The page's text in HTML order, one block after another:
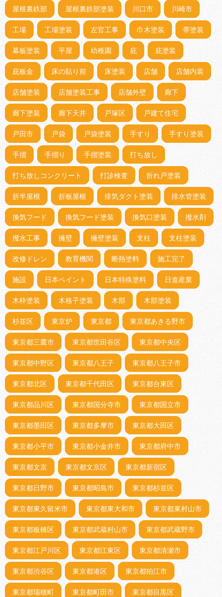
屋根裏鉄部 屋根裏鉄部塗装 川口市 川崎市
工場 工場塗装 左官工事 巾木塗装 帯塗装
幕板塗装 平屋 幼稚園 庇 庇塗装
庇板金 床の貼り前 床塗装 店舗 店舗内装
店舗塗装 店舗塗装工事 店舗外壁 廊下
廊下塗装 廊下天井 戸塚区 戸建て住宅
戸田市 戸袋 戸袋塗装 手すり 手すり塗装
手摺 手摺り 手摺塗装 打ち放し
打ち放しコンクリート 打診検査 折れ戸塗装
折半屋根 折板屋根 排気ダクト塗装 排水管塗装
換気フード 換気フード塗装 換気口塗装 撥水剤
撥水工事 擁壁 擁壁塗装 支柱 支柱塗装
改修ドレン 教育機関 断熱塗料 施工完了
施設 日本ペイント 日本特殊塗料 日進産業
木枠塗装 木格子塗装 木部 木部塗装
杉並区 東京炉 東京都 東京都あきる野市
東京都三鷹市 東京都世田谷区 東京都中央区
東京都中野区 東京都八王子 東京都八王子市
東京都北区 東京都千代田区 東京都台東区
東京都品川区 東京都国分寺市 東京都国立市
東京都墨田区 東京都多摩市 東京都大田区
東京都小平市 東京都小金井市 東京都府中市
東京都文京 東京都文京区 東京都新宿区
東京都日野市 東京都昭島市 東京都杉並区
東京都東久留米市 東京都東大和市 東京都東村山市
東京都板橋区 東京都武蔵村山市 東京都武蔵野市
東京都江戸川区 東京都江東区 東京都清瀬市
東京都渋谷区 東京都港区 東京都狛江市
東京都瑞穂町 東京都町田市 東京都目黒区